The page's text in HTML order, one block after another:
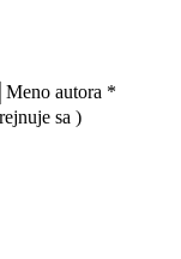
Meno autora *
sa )